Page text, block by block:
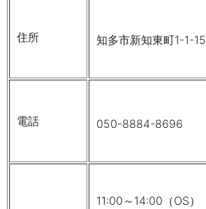
住所 知多市新知東町1-1-15
電話 050-8884-8696
11:00 ～ 14:00 （OS）